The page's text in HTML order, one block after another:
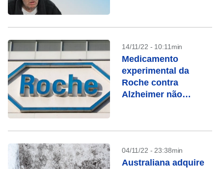
14/11/22 - 10:11min
Medicamento
experimental da
Roche contra
Alzheimer não
04/11/22 - 23:38min
Australiana adquire